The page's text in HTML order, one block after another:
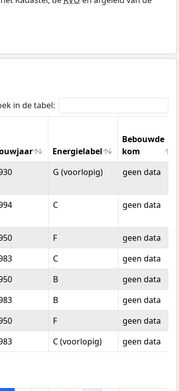
in de tabel:
Energielabel
Bebouwde
kom
Energielabel
Bebouwde
kom
G (voorlopig) geen data
C geen data
F
geen data
C
geen data
B
geen data
B
geen data
F
geen data
C (voorlopig) geen data